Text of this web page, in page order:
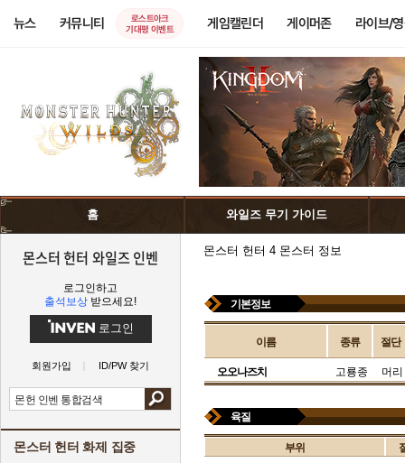
뉴스 커뮤니티
로스트아크
기대평 이벤트
게임캘린더 게이머존 라이브/
홈 와일즈 무기 가이드
몬스터 헌터 와일즈 인벤
로그인하고
출석보상 받으세요!
로그인
회원가입 ID/PW 찾기
몬스터 헌터 화제 집중
몬스터 헌터 4 몬스터 정보
기본정보
이름 종류 절단
오오나즈치 고룡종 머리
육질
부위